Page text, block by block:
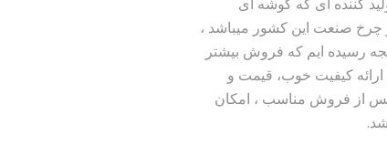
صنعت این کشور میباشد ،
رسیده ایم که فروش بیشتر
ارائه کیفیت خوب، قیمت و
از فروش مناسب ، امکان